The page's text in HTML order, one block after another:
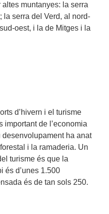
muntanyes: la serra
la serra del Verd, al nord-
oest, i la de Mitges i la
d’hivern i el turisme
important de l’economia
ha anat
i la ramaderia. Un
turisme és que la
és d’unes 1.500
és de tan sols 250.